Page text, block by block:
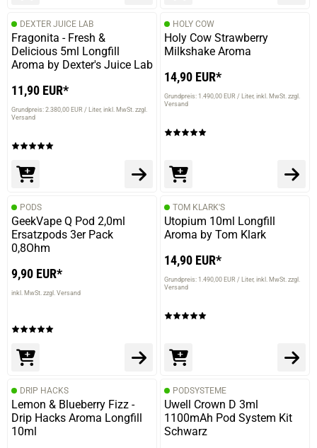
DEXTER JUICE LAB
Fragonita - Fresh &
Delicious 5ml Longfill
Aroma by Dexter's Juice Lab
11,90 EUR*
Grundpreis: 2.380,00 EUR / Liter inkl. MwSt. zzgl.
Versand
HOLY COW
Holy Cow Strawberry
Milkshake Aroma
14,90 EUR*
Grundpreis: 1.490,00 EUR / Liter inkl. MwSt. zzgl.
Versand
PODS
GeekVape Q Pod 2,0ml
Ersatzpods 3er Pack
0,8Ohm
9,90 EUR*
inkl. MwSt. zzgl. Versand
TOM KLARK'S
Utopium 10ml Longfill
Aroma by Tom Klark
14,90 EUR*
Grundpreis: 1.490,00 EUR / Liter inkl. MwSt. zzgl.
Versand
DRIP HACKS
Lemon & Blueberry Fizz -
Drip Hacks Aroma Longfill
10ml
PODSYSTEME
Uwell Crown D 3ml
1100mAh Pod System Kit
Schwarz